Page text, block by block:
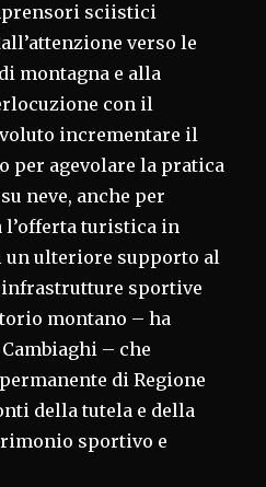
sciistici
verso le
montagna e alla
con il
incrementare il
per agevolare la pratica
neve, anche per
turistica in
un ulteriore supporto al
sportive
montano – ha
– che
di Regione
della tutela e della
sportivo e